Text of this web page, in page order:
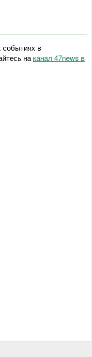
событиях в
на канал 47news в